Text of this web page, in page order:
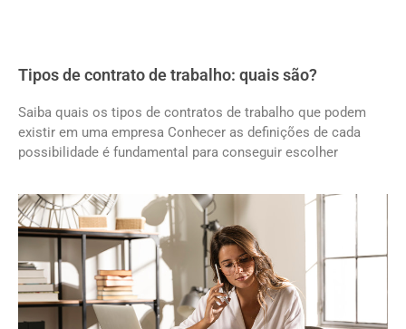
Tipos de contrato de trabalho: quais são?
Saiba quais os tipos de contratos de trabalho que podem
existir em uma empresa Conhecer as definições de cada
possibilidade é fundamental para conseguir escolher